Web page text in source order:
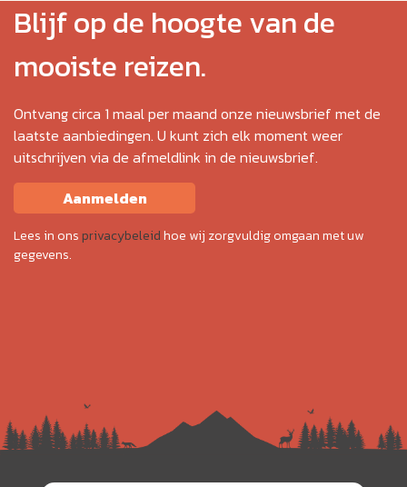
Blijf op de hoogte van de
mooiste reizen.
Ontvang circa 1 maal per maand onze nieuwsbrief met de
laatste aanbiedingen. U kunt zich elk moment weer
uitschrijven via de afmeldlink in de nieuwsbrief.
Aanmelden
Lees in onsprivacybeleidhoe wij zorgvuldig omgaan met uw
gegevens.